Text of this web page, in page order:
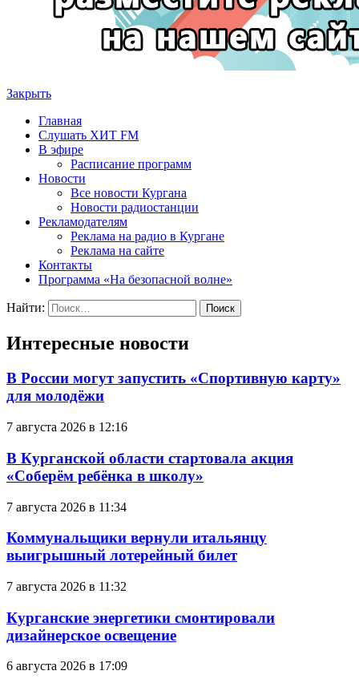
Закрыть
Главная
Слушать ХИТ FM
В эфире
Расписание программ
Новости
Все новости Кургана
Новости радиостанции
Рекламодателям
Реклама на радио в Кургане
Реклама на сайте
Контакты
Программа «На безопасной волне»
Найти:
Интересные новости
В России могут запустить «Спортивную карту»
для молодёжи
7 августа 2026 в 12:16
В Курганской области стартовала акция
«Соберём ребёнка в школу»
7 августа 2026 в 11:34
Коммунальщики вернули итальянцу
выигрышный лотерейный билет
7 августа 2026 в 11:32
Курганские энергетики смонтировали
дизайнерское освещение
6 августа 2026 в 17:09